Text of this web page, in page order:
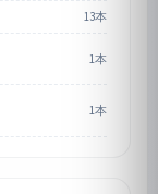
13本
1本
1本